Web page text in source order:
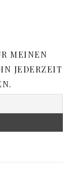
MEINEN
JEDERZEIT